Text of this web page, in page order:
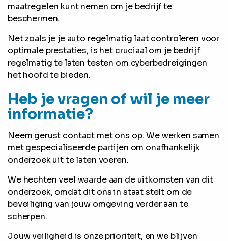
maatregelen kunt nemen om je bedrijf te
beschermen.
Net zoals je je auto regelmatig laat controleren voor
optimale prestaties, is het cruciaal om je bedrijf
regelmatig te laten testen om cyberbedreigingen
het hoofd te bieden.
Heb je vragen of wil je meer
informatie?
Neem gerust contact met ons op. We werken samen
met gespecialiseerde partijen om onafhankelijk
onderzoek uit te laten voeren.
We hechten veel waarde aan de uitkomsten van dit
onderzoek, omdat dit ons in staat stelt om de
beveiliging van jouw omgeving verder aan te
scherpen.
Jouw veiligheid is onze prioriteit, en we blijven